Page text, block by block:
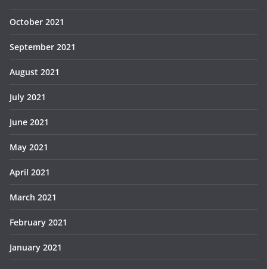
October 2021
September 2021
August 2021
July 2021
June 2021
May 2021
April 2021
March 2021
February 2021
January 2021